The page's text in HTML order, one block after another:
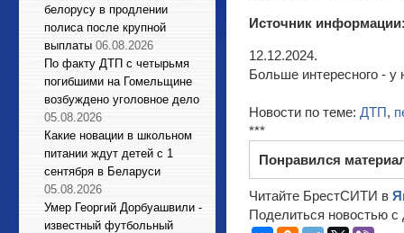
белорусу в продлении
полиса после крупной
выплаты 06.08.2026
По факту ДТП с четырьмя
погибшими на Гомельщине
возбуждено уголовное дело
05.08.2026
Какие новации в школьном
питании ждут детей с 1
сентября в Беларуси
05.08.2026
Умер Георгий Дорбуашвили -
известный футбольный
Источник
12.12.2024.
Больше интересного - у
Новости по теме: ДТП,
***
Понравился
Читайте БрестСИТИ в
Поделиться новостью с